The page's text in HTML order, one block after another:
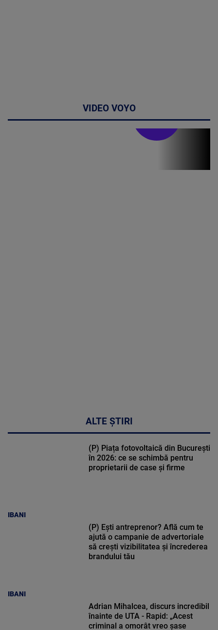
VIDEO VOYO
ALTE ȘTIRI
IBANI
(P) Piața fotovoltaică din București
în 2026: ce se schimbă pentru
proprietarii de case și firme
IBANI
(P) Ești antreprenor? Află cum te
ajută o campanie de advertoriale
să crești vizibilitatea și încrederea
brandului tău
Adrian Mihalcea, discurs incredibil
înainte de UTA - Rapid: „Acest
criminal a omorât vreo șase